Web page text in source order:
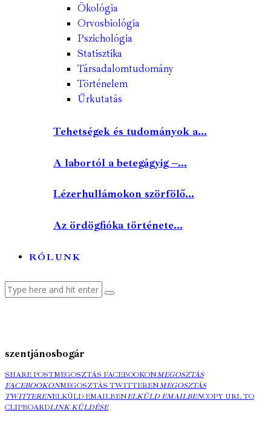
Ökológia
Orvosbiológia
Pszichológia
Statisztika
Társadalomtudomány
Történelem
Űrkutatás
Tehetségek és tudományok a...
A labortól a betegágyig –...
Lézerhullámokon szörfölő...
Az ördögfióka története...
RÓLUNK
szentjánosbogár
SHARE POSTMEGOSZTÁS FACEBOOKONMEGOSZTÁS
FACEBOOKONMEGOSZTÁS TWITTERENMEGOSZTÁS
TWITTERENELKÜLD EMAILBENELKÜLD EMAILBENCOPY URL TO
CLIPBOARDLINK KÜLDÉSE